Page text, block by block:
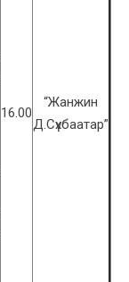
16.00
“Жанжин
Д.Сүхбаатар”